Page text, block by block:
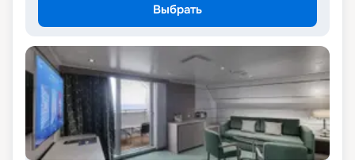
Выбрать